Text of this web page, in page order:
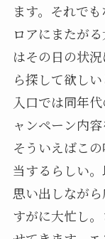
ます。それで
ロアにまたが
はその日の状
ら探して欲し
入口では同年
ャンペーン内
そういえばこ
当するらしい
思い出しなが
すがに大忙し